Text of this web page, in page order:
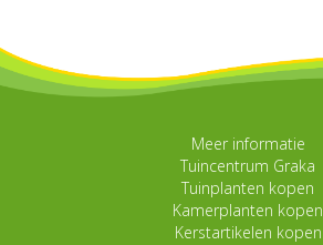
Meer informatie
Tuincentrum Graka
Tuinplanten kopen
Kamerplanten kopen
Kerstartikelen kopen